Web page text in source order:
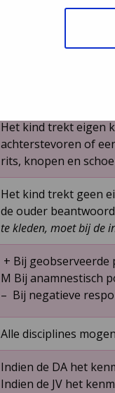
Indien dit gedrag
aan?” Zo ja: “Kunt
Het kind trekt eigen
achterstevoren of
rits, knopen en
Het kind trekt geen
de ouder
te kleden, moet bij de
+ Bij geobserveerde
M Bij anamnestisch
– ­ Bij negatieve
Alle disciplines
Indien de DA het
Indien de JV het